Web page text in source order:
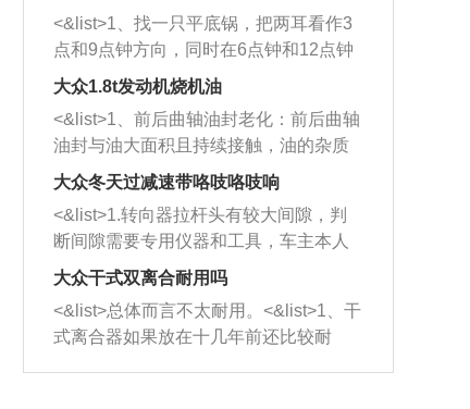
堵塞情况比较严重，也可以采取应急措
施。 <&list>2、直接利用木棍将所有的
杂物推到排气管里面的位置处，然后将
三元催化器拆解开，就可以将堵塞的东
西取出来。但如果是因为积碳过多引起
的堵塞，就需要将三元催化器泡在草酸
洗剂对堵塞的情况得到解决，将清洗剂
放在燃油箱中，与燃油混合后，车辆启
动时，就可以和汽油一起进入到燃烧
室，最后形成废气排出，就可以让三元
催化器得到清洗，排气管堵塞的情况就
能够得到解决。
<&list>1、找一只平底锅，把两耳看作3
点和9点钟方向，同时在6点钟和12点钟
方向做一个标记。 <&list>2、双手握住
一圈半的练习，往右同样也要打相同的
圈数。 <&list>3、最后强调要反复练
习，这样就可以形成肌肉记忆，在真实
驾驶车辆时，不需要记忆也能打好方
向。
大众1.8t发动机烧机油
<&list>1、前后曲轴油封老化：前后曲轴
油封与油大面积且持续接触，油的杂质
和发动机内持续温度变化使其密封效果
逐渐减弱，导致渗油或漏油。<&list>2、
活塞间隙过大：积碳会使活塞环与缸体
的间隙扩大，导致机油流入燃烧室中，
造成烧机油。<&list>3、机油粘度。使用
机油粘度过小的话，同样会有烧机油现
象，机油粘度过小具有很好的流动性，
大众冬天过减速带咯吱咯吱响
<&list>1.转向器拉杆头有较大间隙，判
断间隙需要专用仪器和工具，车主本人
无法制作，需要将车辆送到修理厂或4s
店；<&list>2.车辆半轴套管防尘罩破
裂，破裂后会出现漏油现象，使半轴磨
损严重，磨损的半轴容易损坏，产生异
响；<&list>3.稳定器的转向胶套和球头
大众干式双离合耐用吗
<&list>总体而言不太耐用。<&list>1、干
式离合器如果放在十几年前还比较耐